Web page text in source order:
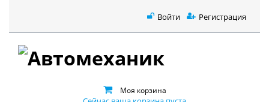
Войти Регистрация
Моя корзина